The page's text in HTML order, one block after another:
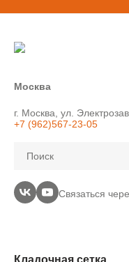
Москва
г. Москва, ул.
+7 (962)567-23-05
Поиск
Связаться
Кладочная сетка